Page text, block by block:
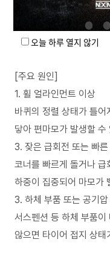
타이어 바깥쪽만 닳는
주행 습관·차량 상태의
[주요 원인]
1. 휠 얼라인먼트 이상
바퀴의 정렬 상태가 틀어
닿아 편마모가 발생할 수
3. 잦은 급회전 또는 빠른
코너를 빠르게 돌거나 급
하중이 집중되어 마모가
3. 하체 부품 또는 공기압
서스펜션 등 하체 부품이
않으면 타이어 접지 상
오늘 하루 열지 않기